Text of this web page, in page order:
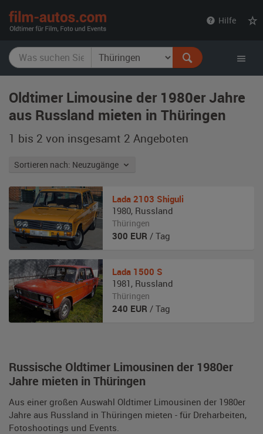
Hilfe
Oldtimer Limousine der 1980er Jahre
aus Russland mieten in Thüringen
1 bis 2 von insgesamt 2 Angeboten
Sortieren nach: Neuzugänge
Russische Oldtimer Limousinen der 1980er
Jahre mieten in Thüringen
Aus einer großen Auswahl Oldtimer Limousinen der 1980er
Jahre aus Russland in Thüringen mieten - für Dreharbeiten,
Fotoshootings und Events.
Lada 2103 Shiguli
1980, Russland
Thüringen
300 EUR / Tag
Lada 1500 S
1981 , Russland
Thüringen
240 EUR / Tag